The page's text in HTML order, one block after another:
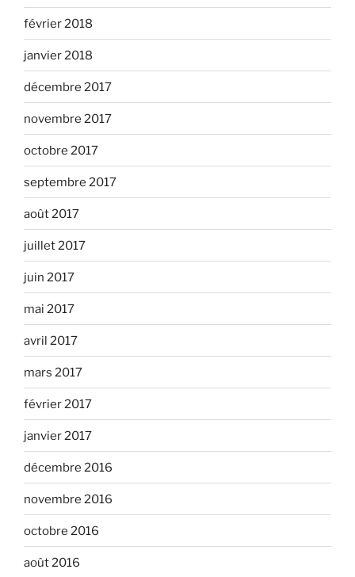
février 2018
janvier 2018
décembre 2017
novembre 2017
octobre 2017
septembre 2017
août 2017
juillet 2017
juin 2017
mai 2017
avril 2017
mars 2017
février 2017
janvier 2017
décembre 2016
novembre 2016
octobre 2016
août 2016